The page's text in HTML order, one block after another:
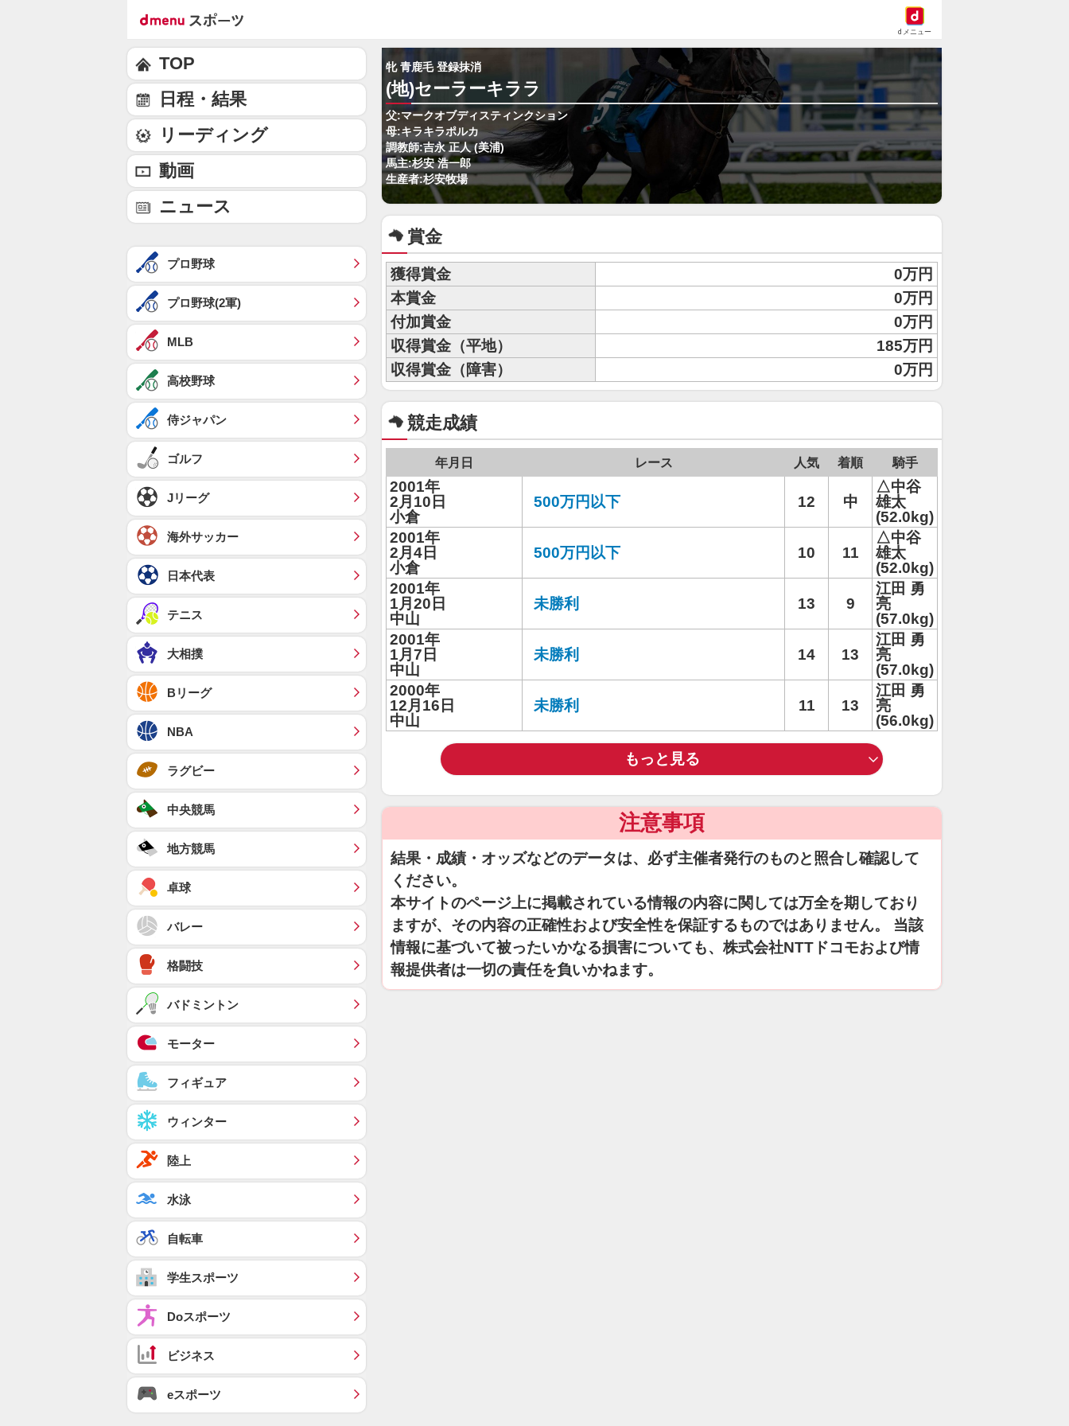
dメニュー
牝 青鹿毛 登録抹消
(地)セーラーキララ
父:マークオブディスティンクション
母:キラキラポルカ
調教師:吉永 正人 (美浦)
馬主:杉安 浩一郎
生産者:杉安牧場
賞金
獲得賞金
0万円
本賞金
0万円
付加賞金
0万円
収得賞金（平地）
185万円
収得賞金（障害）
0万円
競走成績
年月日 レース 人気 着順 騎手
2001年
2月10日
小倉
500万円以下 12 中
△中谷
雄太
(52.0kg)
2001年
2月4日
小倉
500万円以下 10 11
△中谷
雄太
(52.0kg)
2001年
1月20日
中山
未勝利 13 9
江田 勇
亮
(57.0kg)
2001年
1月7日
中山
未勝利 14 13
江田 勇
亮
(57.0kg)
2000年
12月16日
中山
未勝利 11 13
江田 勇
亮
(56.0kg)
もっと見る
注意事項
結果・成績・オッズなどのデータは、必ず主催者発行のものと照合し確認して
ください。
本サイトのページ上に掲載されている情報の内容に関しては万全を期しており
ますが、その内容の正確性および安全性を保証するものではありません。 当該
情報に基づいて被ったいかなる損害についても、株式会社NTTドコモおよび情
報提供者は一切の責任を負いかねます。
TOP
日程・結果
リーディング
動画
ニュース
プロ野球
プロ野球(2軍)
MLB
高校野球
侍ジャパン
ゴルフ
Jリーグ
海外サッカー
日本代表
テニス
大相撲
Bリーグ
NBA
ラグビー
中央競馬
地方競馬
卓球
バレー
格闘技
バドミントン
モーター
フィギュア
ウィンター
陸上
水泳
自転車
学生スポーツ
Doスポーツ
ビジネス
eスポーツ